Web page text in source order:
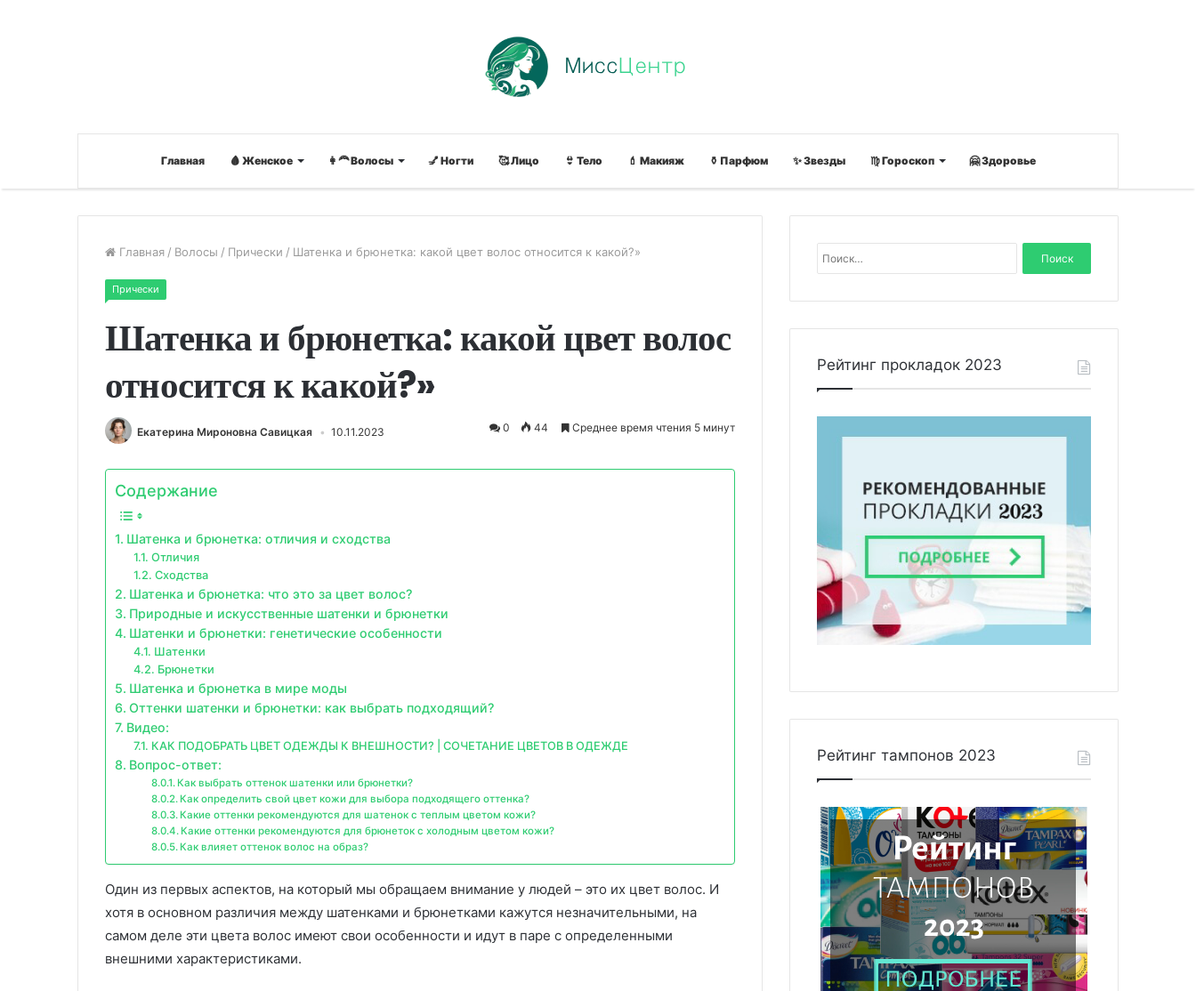
Главная 🩸 Женское 👩‍🦰 Волосы 💅 Ногти 🥰 Лицо 👙 Тело 💄 Макияж ⚱ Парфюм ✨ Звезды ♍ Гороскоп 🤗 Здоровье
Главная / Волосы / Прически / Шатенка и брюнетка: какой цвет волос относится к какой?»
Прически
Шатенка и брюнетка: какой цвет волос
относится к какой?»
Екатерина Мироновна Савицкая 10.11.2023 0 44 Среднее время чтения 5 минут
Содержание
Шатенка и брюнетка: отличия и сходства
Отличия
Сходства
Шатенка и брюнетка: что это за цвет волос?
Природные и искусственные шатенки и брюнетки
Шатенки и брюнетки: генетические особенности
Шатенки
Брюнетки
Шатенка и брюнетка в мире моды
Оттенки шатенки и брюнетки: как выбрать подходящий?
Видео:
КАК ПОДОБРАТЬ ЦВЕТ ОДЕЖДЫ К ВНЕШНОСТИ? | СОЧЕТАНИЕ ЦВЕТОВ В ОДЕЖДЕ
Вопрос-ответ:
Как выбрать оттенок шатенки или брюнетки?
Как определить свой цвет кожи для выбора подходящего оттенка?
Какие оттенки рекомендуются для шатенок с теплым цветом кожи?
Какие оттенки рекомендуются для брюнеток с холодным цветом кожи?
Как влияет оттенок волос на образ?
Один из первых аспектов, на который мы обращаем внимание у людей – это их цвет волос. И
хотя в основном различия между шатенками и брюнетками кажутся незначительными, на
самом деле эти цвета волос имеют свои особенности и идут в паре с определенными
внешними характеристиками.
а
и
Рейтинг прокладок 2023
Рейтинг тампонов 2023